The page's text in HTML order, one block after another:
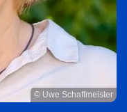
© Uwe Schaffmeister